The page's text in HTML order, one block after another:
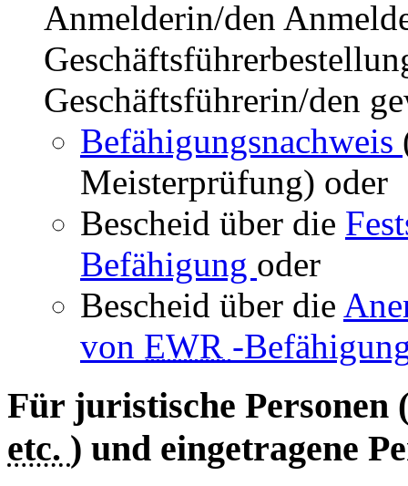
Anmelderin/den
Geschäftsführerin/den
Befähigungsnachweis
Meisterprüfung) oder
Bescheid über die
Befähigung oder
Bescheid über die
von EWR -
Für juristische Personen
etc. ) und eingetragene